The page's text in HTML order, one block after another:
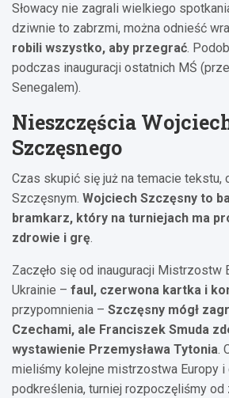
Słowacy nie zagrali wielkiego
dziwnie to zabrzmi, można odnieść
robili wszystko, aby przegrać.
podczas inauguracji ostatnich MŚ
Senegalem).
Nieszczęścia
Szczęsnego
Czas skupić się już na temacie tekstu,
Szczęsnym. Wojciech Szczęsny to
bramkarz, który na turniejach ma
zdrowie i grę.
Zaczęło się od inauguracji Mistrzostw
Ukrainie – faul, czerwona kartka i
przypomnienia – Szczęsny mógł
Czechami, ale Franciszek Smuda
wystawienie Przemysława Tytonia.
mieliśmy kolejne mistrzostwa Europy i
podkreślenia, turniej rozpoczęliśmy od